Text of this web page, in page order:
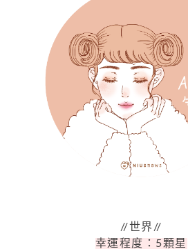
//世界//
幸運程度：5顆星